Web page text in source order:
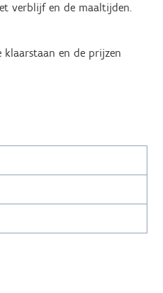
verblijf en de maaltijden.
klaarstaan en de prijzen